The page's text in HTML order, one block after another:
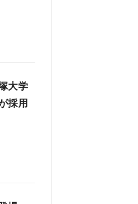
大学
採用